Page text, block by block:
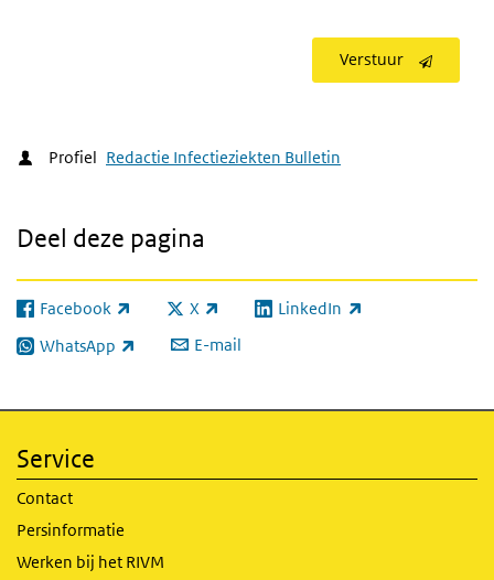
Verstuur
Profiel Redactie Infectieziekten Bulletin
Deel deze pagina
Facebook
(externe link) X
(externe link) LinkedIn
(externe link)
WhatsApp
(externe link) E-mail
Service
Contact
Persinformatie
Werken bij het RIVM